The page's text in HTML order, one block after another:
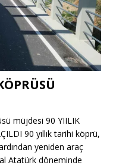
müjdesi 90 YIILIK
90 yıllık tarihi köprü,
yeniden araç
Atatürk döneminde